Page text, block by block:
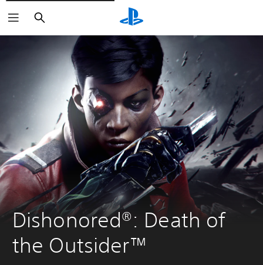
Buscar
Dishonored®: Death of
the Outsider™